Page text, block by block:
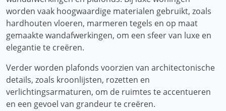
worden vaak hoogwaardige materialen gebruikt, zoals
hardhouten vloeren, marmeren tegels en op maat
gemaakte wandafwerkingen, om een ​​sfeer van luxe en
elegantie te creëren.
Verder worden plafonds voorzien van architectonische
details, zoals kroonlijsten, rozetten en
verlichtingsarmaturen, om de ruimtes te accentueren
en een gevoel van grandeur te creëren.